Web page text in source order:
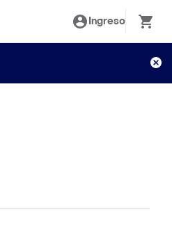
Ingreso